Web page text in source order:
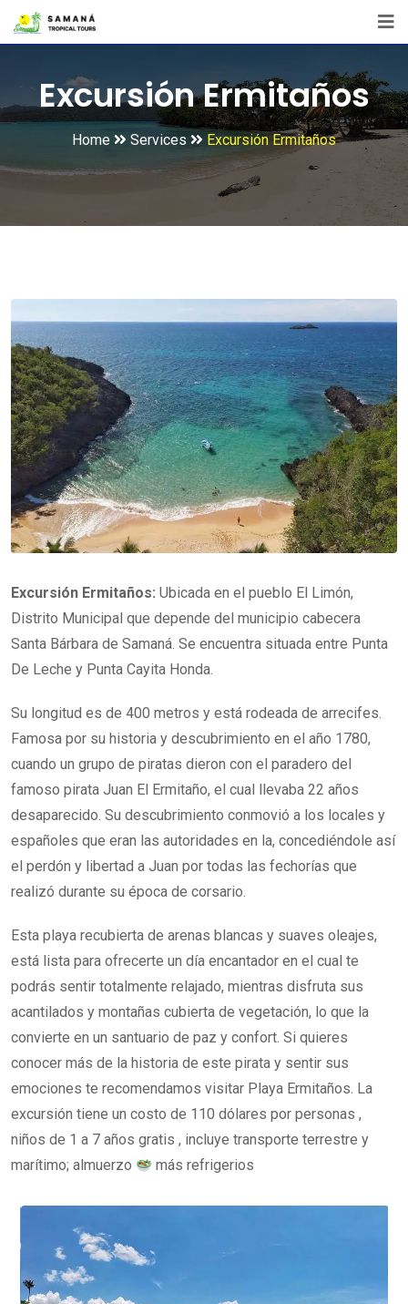
Excursión Ermitaños
Home Services Excursión Ermitaños
Excursión Ermitaños: Ubicada en el pueblo El Limón,
Distrito Municipal que depende del municipio cabecera
Santa Bárbara de Samaná. Se encuentra situada entre Punta
De Leche y Punta Cayita Honda.
Su longitud es de 400 metros y está rodeada de arrecifes.
Famosa por su historia y descubrimiento en el año 1780,
cuando un grupo de piratas dieron con el paradero del
famoso pirata Juan El Ermitaño, el cual llevaba 22 años
desaparecido. Su descubrimiento conmovió a los locales y
españoles que eran las autoridades en la, concediéndole así
el perdón y libertad a Juan por todas las fechorías que
realizó durante su época de corsario.
Esta playa recubierta de arenas blancas y suaves oleajes,
está lista para ofrecerte un día encantador en el cual te
podrás sentir totalmente relajado, mientras disfruta sus
acantilados y montañas cubierta de vegetación, lo que la
convierte en un santuario de paz y confort. Si quieres
conocer más de la historia de este pirata y sentir sus
emociones te recomendamos visitar Playa Ermitaños. La
excursión tiene un costo de 110 dólares por personas ,
niños de 1 a 7 años gratis , incluye transporte terrestre y
marítimo; almuerzo
más refrigerios